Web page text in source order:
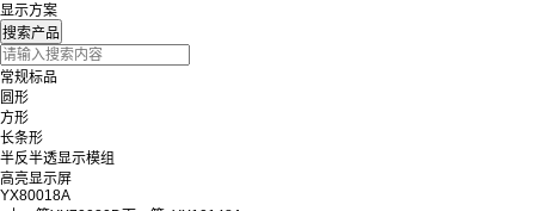
显示方案
常规标品
圆形
方形
长条形
半反半透显示模组
高亮显示屏
YX80018A